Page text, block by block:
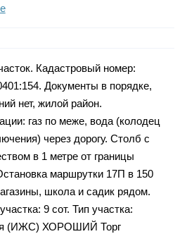
Кадастровый номер:
Документы в порядке,
нет, жилой район.
газ по меже, вода (колодец
через дорогу. Столб с
в 1 метре от границы
маршрутки 17П в 150
школа и садик рядом.
9 сот. Тип участка:
(ИЖС) ХОРОШИЙ Торг